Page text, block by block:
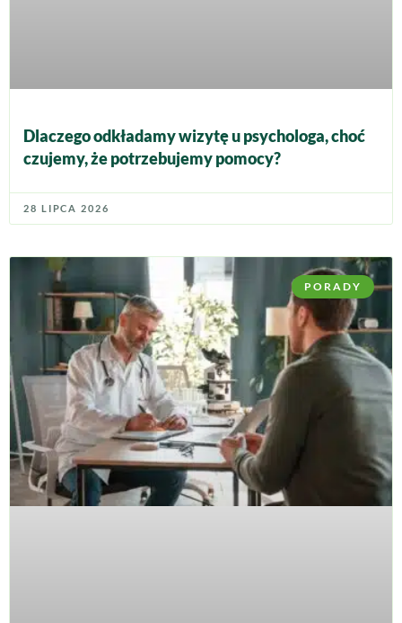
Dlaczego odkładamy wizytę u psychologa, choć
czujemy, że potrzebujemy pomocy?
28 LIPCA 2026
PORADY